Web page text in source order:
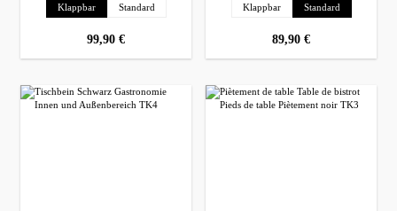
Sélectionnez
Ausführung
Klappbar Standard
prix régulier :
99,90 €
Sélectionnez
Ausführung
Klappbar Standard
prix régulier :
89,90 €